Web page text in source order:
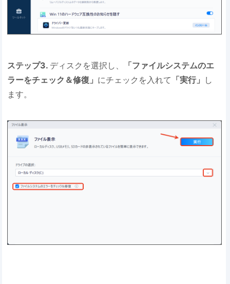
ステップ3. ディスクを選択し、
「ファイルシステムのエ
ラーをチェック＆修復」 にチェックを入れて 「実行」 し
ます。